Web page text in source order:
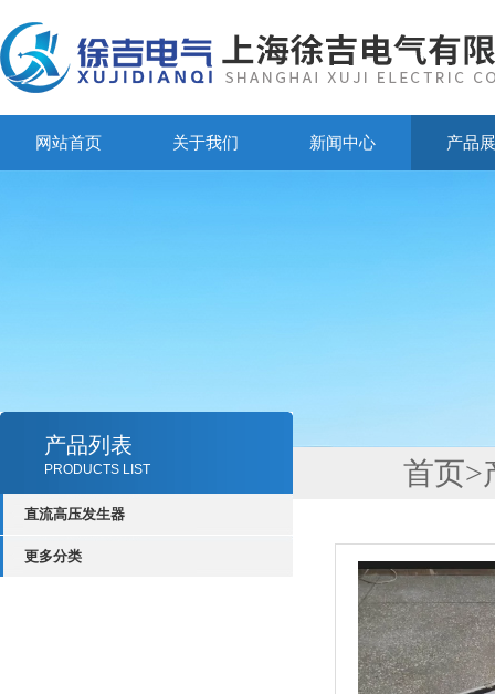
网站首页 关于我们 新闻中心 产品
产品列表
PRODUCTS LIST
直流高压发生器
更多分类
首页>